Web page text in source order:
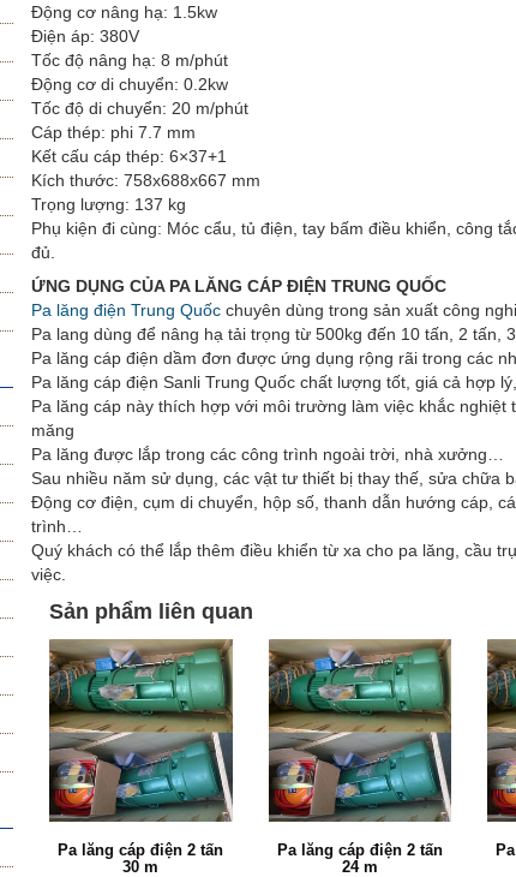
Động cơ nâng hạ: 1.5kw
Điện áp: 380V
Tốc độ nâng hạ: 8 m/phút
Động cơ di chuyển: 0.2kw
Tốc độ di chuyển: 20 m/phút
Cáp thép: phi 7.7 mm
Kết cấu cáp thép: 6×37+1
Kích thước: 758x688x667 mm
Trọng lượng: 137 kg
Phụ kiện đi cùng: Móc cẩu, tủ điện, tay bấm điều khiển, công
đủ.
ỨNG DỤNG CỦA PA LĂNG CÁP ĐIỆN TRUNG QUỐC
Pa lăng điện Trung Quốc chuyên dùng trong sản xuất công
Pa lang dùng để nâng hạ tải trọng từ 500kg đến 10 tấn, 2 tấn,
Pa lăng cáp điện dầm đơn được ứng dụng rộng rãi trong các
Pa lăng cáp điện Sanli Trung Quốc chất lượng tốt, giá cả hợp
Pa lăng cáp này thích hợp với môi trường làm việc khắc
măng
Pa lăng được lắp trong các công trình ngoài trời, nhà xưởng…
Sau nhiều năm sử dụng, các vật tư thiết bị thay thế, sửa chữa
Động cơ điện, cụm di chuyển, hộp số, thanh dẫn hướng cáp,
trình…
Quý khách có thể lắp thêm điều khiển từ xa cho pa lăng, cầu
việc.
Sản phẩm liên quan
Pa lăng cáp điện 2 tấn
30 m
Pa lăng cáp điện 2 tấn
24 m